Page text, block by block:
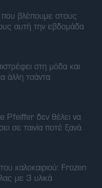
που βλέπουμε στους
αυτή την εβδομάδα
στη μόδα και
άλλη τσάντα
Pfeiffer δεν θέλει να
σε ταινία ποτέ ξανά
καλοκαιριού: Frozen
με 3 υλικά